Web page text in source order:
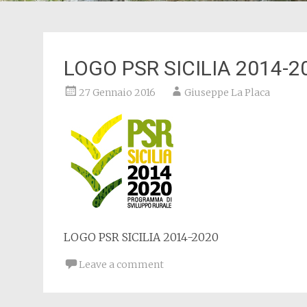
LOGO PSR SICILIA 2014-
27 Gennaio 2016 Giuseppe La Placa
LOGO PSR SICILIA 2014-2020
Leave a comment